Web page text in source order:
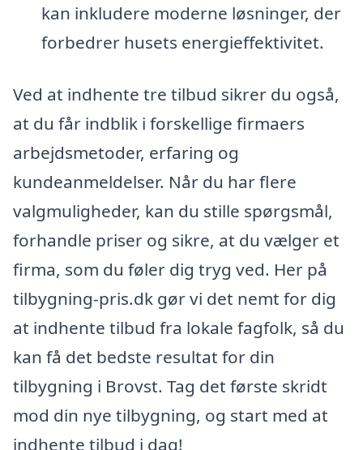
kan inkludere moderne løsninger, der
forbedrer husets energieffektivitet.
Ved at indhente tre tilbud sikrer du også,
at du får indblik i forskellige firmaers
arbejdsmetoder, erfaring og
kundeanmeldelser. Når du har flere
valgmuligheder, kan du stille spørgsmål,
forhandle priser og sikre, at du vælger et
firma, som du føler dig tryg ved. Her på
tilbygning-pris.dk gør vi det nemt for dig
at indhente tilbud fra lokale fagfolk, så du
kan få det bedste resultat for din
tilbygning i Brovst. Tag det første skridt
mod din nye tilbygning, og start med at
indhente tilbud i dag!